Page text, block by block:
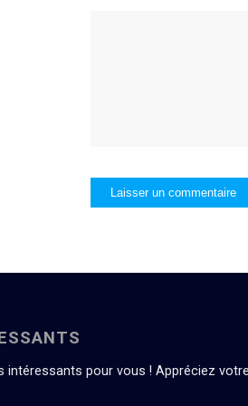
intéressants pour vous ! Appréciez